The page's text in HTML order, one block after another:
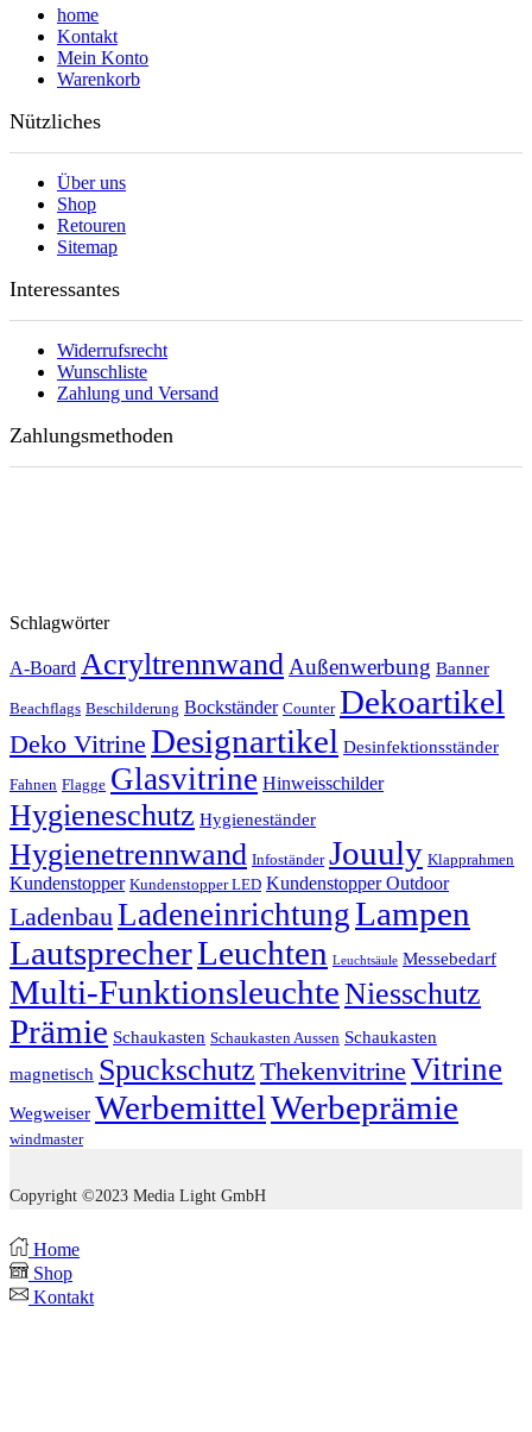
home
Kontakt
Mein Konto
Warenkorb
Nützliches
Über uns
Shop
Retouren
Sitemap
Interessantes
Widerrufsrecht
Wunschliste
Zahlung und Versand
Zahlungsmethoden
Schlagwörter
A-Board AcryltrennwandAußenwerbung Banner
Beachflags Beschilderung Bockständer Counter Dekoartikel
Deko Vitrine Designartikel Desinfektionsständer
Fahnen Flagge Glasvitrine Hinweisschilder
Hygieneschutz Hygieneständer
Hygienetrennwand Infoständer Jouuly Klapprahmen
Kundenstopper Kundenstopper LED Kundenstopper Outdoor
LadenbauLadeneinrichtungLampen
LautsprecherLeuchten Leuchtsäule Messebedarf
Multi-FunktionsleuchteNiesschutz
Prämie Schaukasten Schaukasten Aussen Schaukasten
magnetisch Spuckschutz Thekenvitrine Vitrine
Wegweiser WerbemittelWerbeprämie
windmaster
Copyright ©2023 Media Light GmbH
Home
Shop
Kontakt